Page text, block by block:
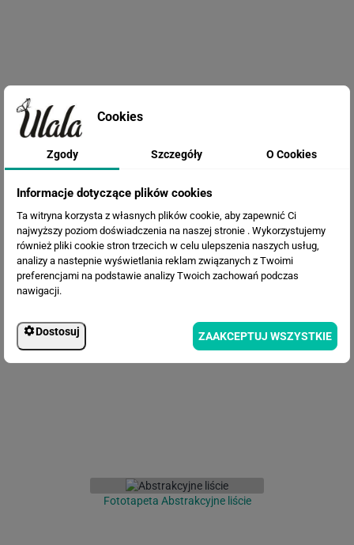
Fototapeta Abstrakcyjne liście
Cookies
Zgody Szczegóły O Cookies
Informacje dotyczące plików cookies
Ta witryna korzysta z własnych plików cookie, aby zapewnić Ci
najwyższy poziom doświadczenia na naszej stronie . Wykorzystujemy
również pliki cookie stron trzecich w celu ulepszenia naszych usług,
analizy a nastepnie wyświetlania reklam związanych z Twoimi
preferencjami na podstawie analizy Twoich zachowań podczas
nawigacji.
Dostosuj ZAAKCEPTUJ WSZYSTKIE